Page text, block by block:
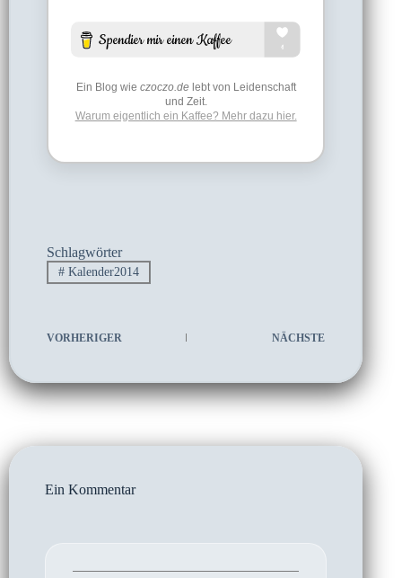
Ein Blog wie czoczo.delebt von Leidenschaft
und Zeit.
Warum eigentlich ein Kaffee? Mehr dazu hier.
Schlagwörter
#Kalender2014
VORHERIGER NÄCHSTE
Ein Kommentar